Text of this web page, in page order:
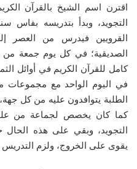
اقترن اسم الشيخ بالقرآن
القرويين فيدرس من العصر
الصديقية؛ في كل يوم جمعة من
كامل للقرآن الكريم في أوائل
في اليوم الواحد مع مجموعات
الطلبة يتوافدون عليه من كل
كما كان يخصص لجماعة من
يقوى على الخروج، ولزم التدريس